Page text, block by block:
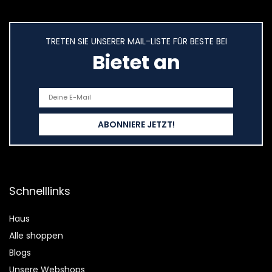
TRETEN SIE UNSERER MAIL-LISTE FÜR BESTE BEI
Bietet an
Schnelllinks
Haus
Alle shoppen
Blogs
Unsere Webshops